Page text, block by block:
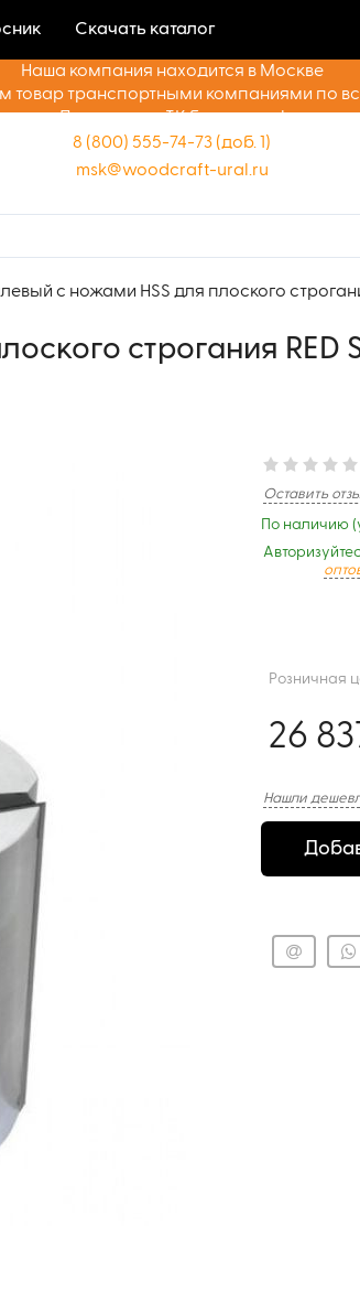
Скачать каталог
Наша компания находится в Москве
товар транспортными компаниями по
Доставка до ТК бесплатно!
8 (800) 555-74-73 (доб. 1)
msk@woodcraft-ural.ru
с ножами HSS для плоского
строгания RED
Оставить
По наличию
Розничная
26
Нашли